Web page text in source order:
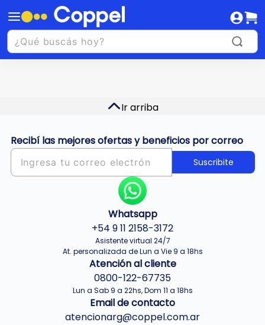
Ir arriba
Recibí las mejores ofertas y beneficios por correo
Suscribite
Whatsapp
+54 9 11 2158-3172
Asistente virtual 24/7
At. personalizada de Lun a Vie 9 a 18hs
Atención al cliente
0800-122-67735
Lun a Sab 9 a 22hs, Dom 11 a 18hs
Email de contacto
atencionarg@coppel.com.ar